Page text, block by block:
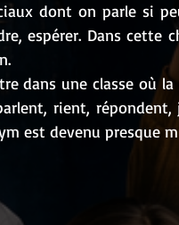
dont on parle si
espérer. Dans cette
dans une classe où
rient,
est devenu presque